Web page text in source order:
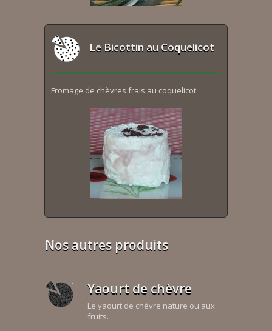
Le Bicottin au Coquelicot
Fromage de chèvres frais au coquelicot
Nos autres produits
Yaourt de chèvre
Le yaourt de chèvre nature ou aux
fruits.